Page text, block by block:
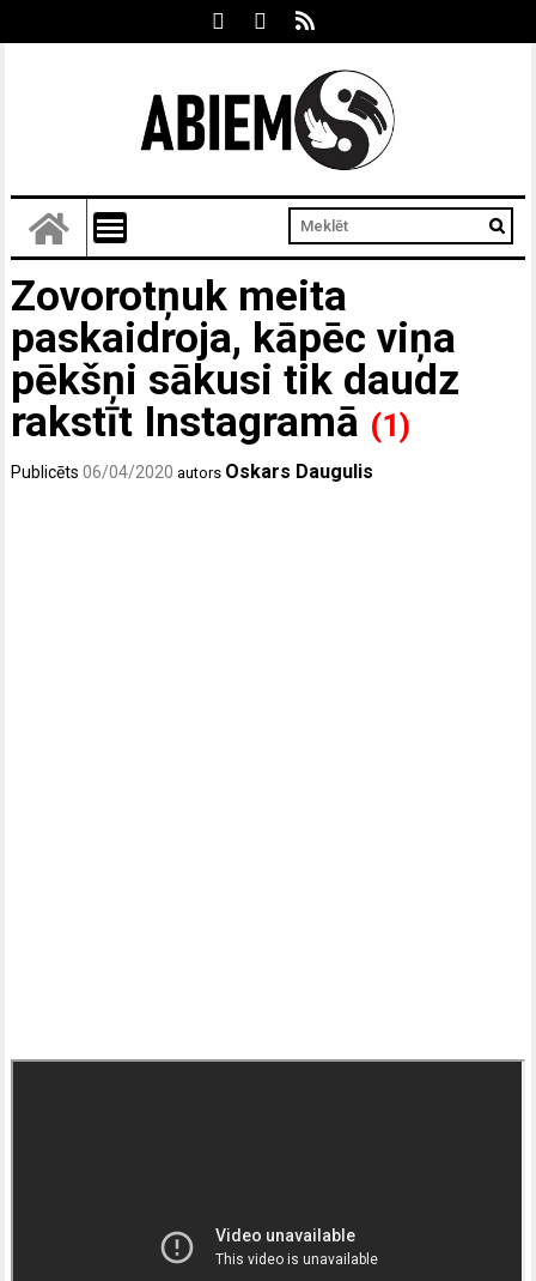
Zovorotņuk meita
paskaidroja, kāpēc viņa
pēkšņi sākusi tik daudz
rakstīt Instagramā (1)
Publicēts06/04/2020 autors Oskars Daugulis